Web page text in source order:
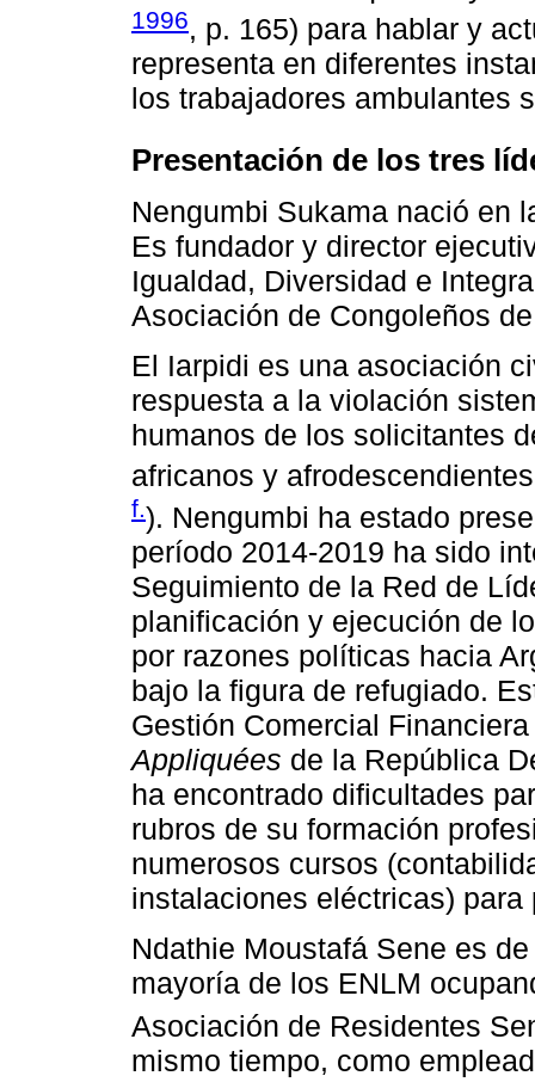
1996, p. 165) para hablar y
representa en diferentes
los trabajadores ambulantes
Presentación de los tres
Nengumbi Sukama nació en
Es fundador y director
Igualdad, Diversidad e
Asociación de Congoleños
El Iarpidi es una asociación
respuesta a la violación
humanos de los solicitantes
africanos y
f. ). Nengumbi ha estado
período 2014-2019 ha sido
Seguimiento de la Red de
planificación y ejecución de
por razones políticas hacia
bajo la figura de refugiado.
Gestión Comercial
Appliquées de la República
ha encontrado dificultades
rubros de su formación
numerosos cursos
instalaciones eléctricas) para
Ndathie Moustafá Sene es
mayoría de los ENLM
Asociación de Residentes
mismo tiempo, como